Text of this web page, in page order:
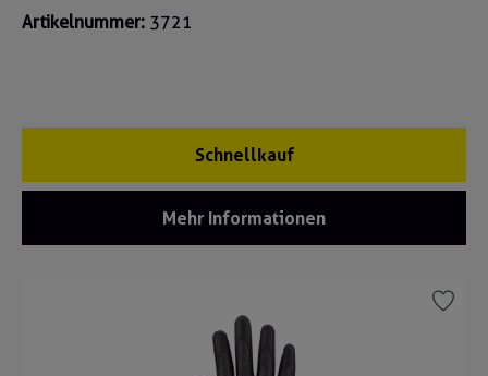
Artikelnummer: 3721
Schnellkauf
Mehr Informationen